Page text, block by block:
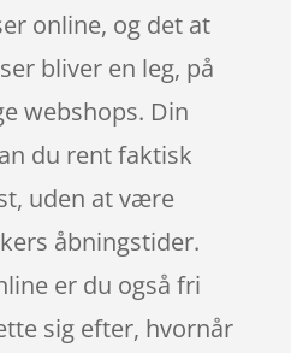
online, og det at
bliver en leg, på
webshops. Din
du rent faktisk
uden at være
åbningstider.
er du også fri
sig efter, hvornår